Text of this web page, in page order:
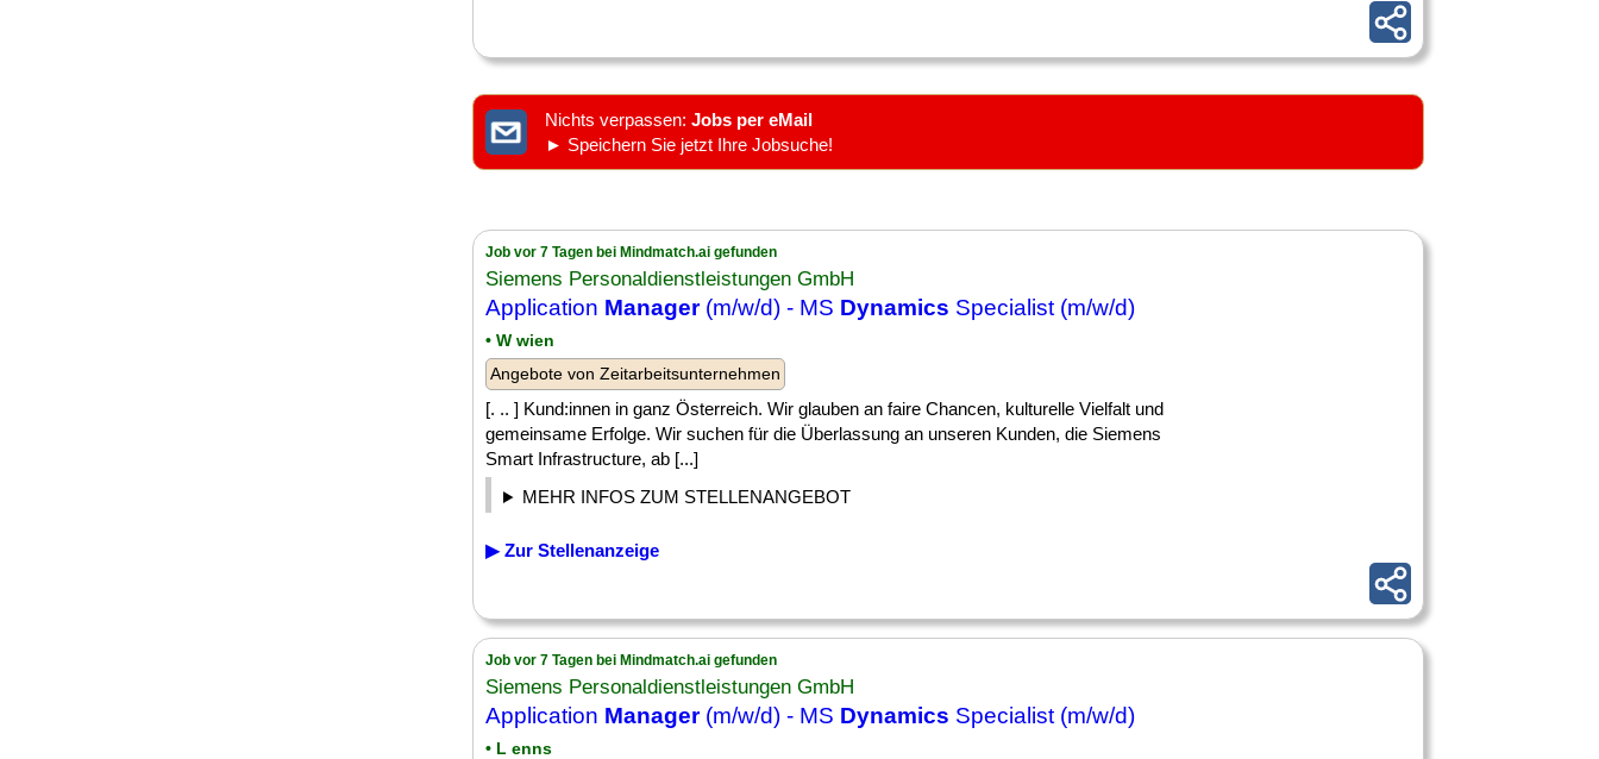
Nichts verpassen: Jobs per eMail
► Speichern Sie jetzt Ihre Jobsuche!
Job vor 7 Tagen bei Mindmatch.ai gefunden
Siemens Personaldienstleistungen GmbH
Application Manager(m/w/d) - MS Dynamics Specialist (m/w/d)
• W wien
Angebote von Zeitarbeitsunternehmen
[. .. ] Kund:innen in ganz Österreich. Wir glauben an faire Chancen, kulturelle Vielfalt und
gemeinsame Erfolge. Wir suchen für die Überlassung an unseren Kunden, die Siemens
Smart Infrastructure, ab [...]
MEHR INFOS ZUM STELLENANGEBOT
▶ Zur Stellenanzeige
Job vor 7 Tagen bei Mindmatch.ai gefunden
Siemens Personaldienstleistungen GmbH
Application Manager(m/w/d) - MS Dynamics Specialist (m/w/d)
• L enns